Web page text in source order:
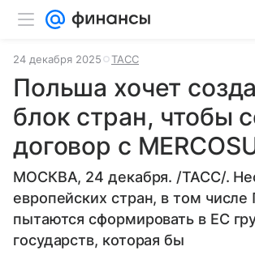
24 декабря 2025 ТАСС
Польша хочет
блок стран, чтобы
договор с
МОСКВА, 24 декабря. /ТАСС/.
европейских стран, в том
пытаются сформировать в ЕС
государств, которая бы